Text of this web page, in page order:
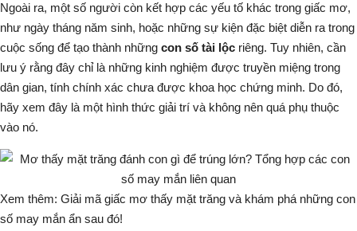
Ngoài ra, một số người còn kết hợp các yếu tố khác trong giấc mơ,
như ngày tháng năm sinh, hoặc những sự kiện đặc biệt diễn ra trong
cuộc sống để tạo thành những con số tài lộc riêng. Tuy nhiên, cần
lưu ý rằng đây chỉ là những kinh nghiệm được truyền miệng trong
dân gian, tính chính xác chưa được khoa học chứng minh. Do đó,
hãy xem đây là một hình thức giải trí và không nên quá phụ thuộc
vào nó.
Xem thêm: Giải mã giấc mơ thấy mặt trăng và khám phá những con
số may mắn ẩn sau đó!